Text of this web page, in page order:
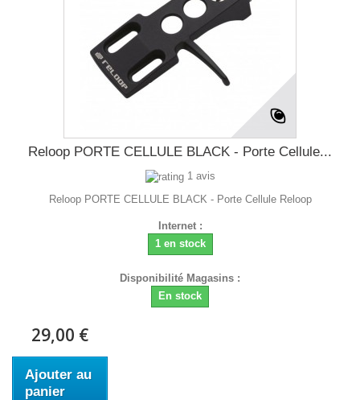
Reloop PORTE CELLULE BLACK - Porte Cellule...
1 avis
Reloop PORTE CELLULE BLACK - Porte Cellule Reloop
Internet :
1 en stock
Disponibilité Magasins :
En stock
29,00 €
Ajouter au
panier